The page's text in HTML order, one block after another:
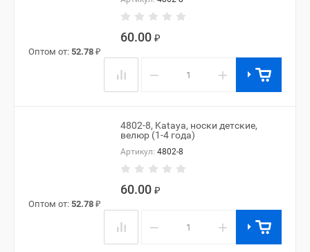
60.00 ₽
Оптом от: 52.78 ₽
− +
4802-8, Kataya, носки детские,
велюр (1-4 года)
Артикул: 4802-8
60.00 ₽
Оптом от: 52.78 ₽
− +